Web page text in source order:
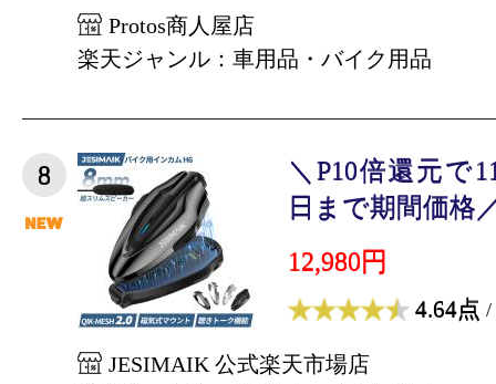
Protos商人屋店
楽天ジャンル：車用品・バイク用品
8
＼P10倍還元で
日まで期間価格
12,980円
4.64点 /
JESIMAIK 公式楽天市場店